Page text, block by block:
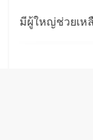
มีผู้ใหญ่ช่วยเห